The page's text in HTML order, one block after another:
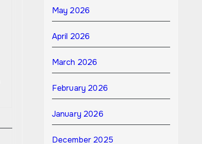
May 2026
April 2026
March 2026
February 2026
January 2026
December 2025